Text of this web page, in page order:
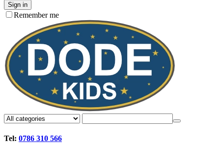
Sign in
Remember me
Tel: 0786 310 566